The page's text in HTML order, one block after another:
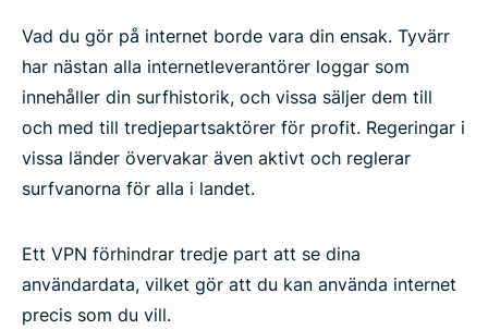
Vad du gör på internet borde vara din ensak. Tyvärr
har nästan alla internetleverantörer loggar som
innehåller din surfhistorik, och vissa säljer dem till
och med till tredjepartsaktörer för profit. Regeringar i
vissa länder övervakar även aktivt och reglerar
surfvanorna för alla i landet.
Ett VPN förhindrar tredje part att se dina
användardata, vilket gör att du kan använda internet
precis som du vill.